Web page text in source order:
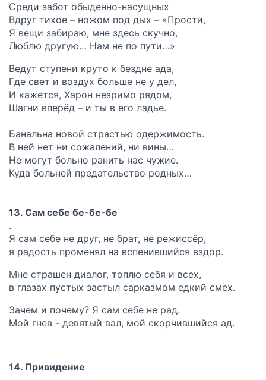
Среди забот обыденно-насущных
Вдруг тихое – ножом под дых – «Прости,
Я вещи забираю, мне здесь скучно,
Люблю другую… Нам не по пути…»
Ведут ступени круто к бездне ада,
Где свет и воздух больше не у дел,
И кажется, Харон незримо рядом,
Шагни вперёд – и ты в его ладье.
Банальна новой страстью одержимость.
В ней нет ни сожалений, ни вины…
Не могут больно ранить нас чужие.
Куда больней предательство родных…
13. Сам себе бе-бе-бе
.
Я сам себе не друг, не брат, не режиссёр,
я радость променял на вспенившийся вздор.
Мне страшен диалог, топлю себя и всех,
в глазах пустых застыл сарказмом едкий смех.
Зачем и почему? Я сам себе не рад.
Мой гнев - девятый вал, мой скорчившийся ад.
14. Привидение